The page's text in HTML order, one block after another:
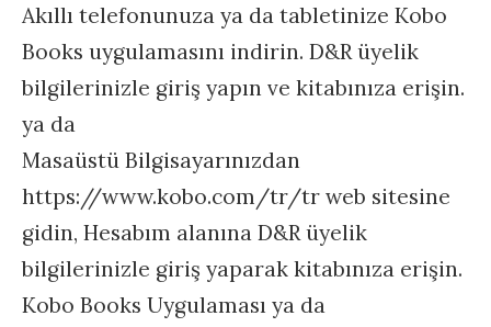
Akıllı telefonunuza ya da tabletinize Kobo
Books uygulamasını indirin. D&R üyelik
bilgilerinizle giriş yapın ve kitabınıza erişin.
ya da
Masaüstü Bilgisayarınızdan
https://www.kobo.com/tr/tr web sitesine
gidin, Hesabım alanına D&R üyelik
bilgilerinizle giriş yaparak kitabınıza erişin.
Kobo Books Uygulaması ya da